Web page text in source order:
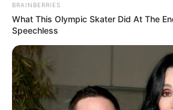
TULIS
Alamat email Anda tidak akan dipublikasikan.
BRAINBERRIES
What This Olympic Skater Did At The
Speechless